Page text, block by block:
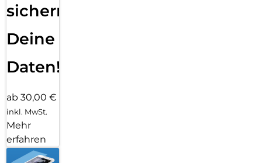
sichern
Deine
Daten!
ab 30,00 €
inkl. MwSt.
Mehr
erfahren